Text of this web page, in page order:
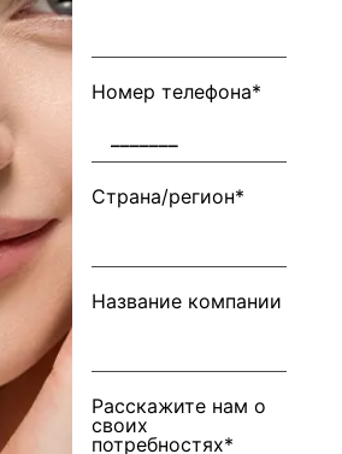
Номер телефона*
Страна/регион*
Название компании
Расскажите нам о
своих
потребностях*